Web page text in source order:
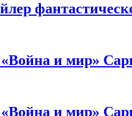
и мир»
и мир»